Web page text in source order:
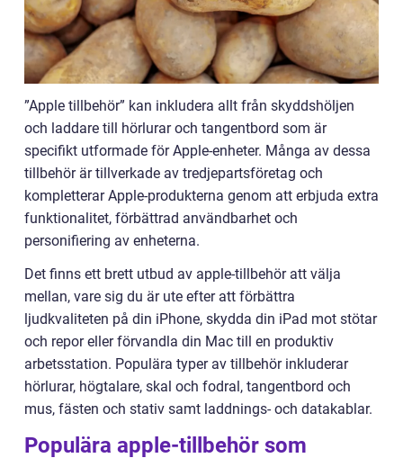
”Apple tillbehör” kan inkludera allt från skyddshöljen
och laddare till hörlurar och tangentbord som är
specifikt utformade för Apple-enheter. Många av dessa
tillbehör är tillverkade av tredjepartsföretag och
kompletterar Apple-produkterna genom att erbjuda extra
funktionalitet, förbättrad användbarhet och
personifiering av enheterna.
Det finns ett brett utbud av apple-tillbehör att välja
mellan, vare sig du är ute efter att förbättra
ljudkvaliteten på din iPhone, skydda din iPad mot stötar
och repor eller förvandla din Mac till en produktiv
arbetsstation. Populära typer av tillbehör inkluderar
hörlurar, högtalare, skal och fodral, tangentbord och
mus, fästen och stativ samt laddnings- och datakablar.
Populära apple-tillbehör som